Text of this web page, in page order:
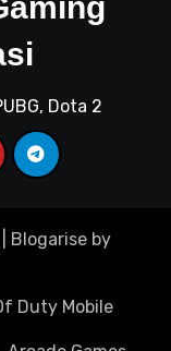
Dota 2
Blogarise by
Duty Mobile